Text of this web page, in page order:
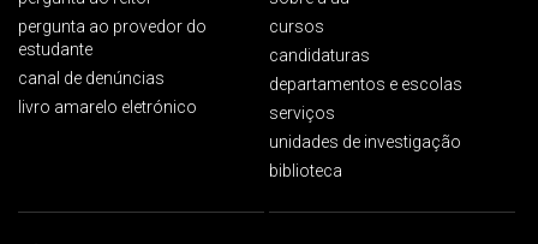
pergunta ao provedor do
estudante
canal de denúncias
livro amarelo eletrónico
cursos
candidaturas
departamentos e escolas
serviços
unidades de investigação
biblioteca